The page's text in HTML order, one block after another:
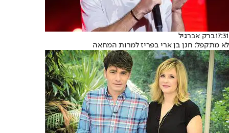
17:31ברק אברגיל
לא מתקפל: חנן בן ארי בפריז למרות המחאה